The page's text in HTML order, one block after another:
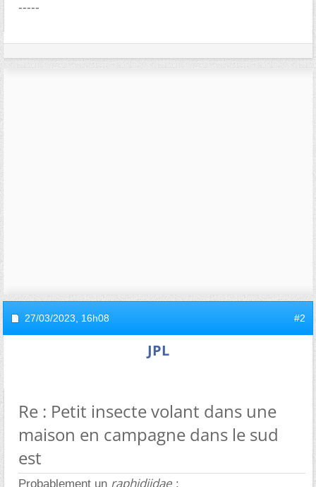
-----
27/03/2023, 16h08 #2
JPL
Re : Petit insecte volant dans une
maison en campagne dans le sud
est
Probablement un raphidiidae :